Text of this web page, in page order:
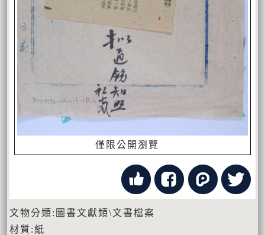
僅限公開瀏覽
文物分類:圖書文獻類\文書檔案
材質:紙